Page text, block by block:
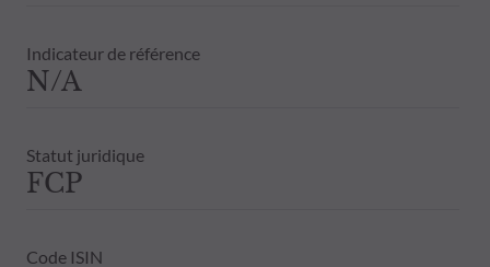
Indicateur de référence
N/A
Statut juridique
FCP
Code ISIN